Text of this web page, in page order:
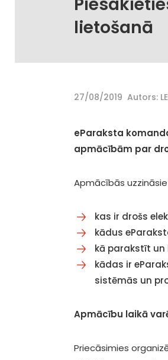
lietošanā
27/08/2019 Autors:
eParaksta
apmācībām par
Apmācībās
kas ir drošs
kādus
kā parakstīt
kādas ir
sistēmās un
Apmācību laikā
Priecāsimies